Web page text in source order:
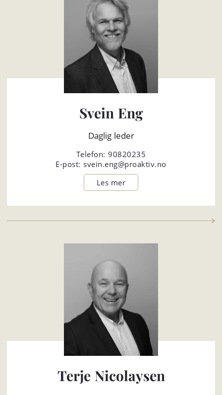
Svein Eng
Daglig leder
Telefon:90820235
E-post:svein.eng@proaktiv.no
Terje Nicolaysen